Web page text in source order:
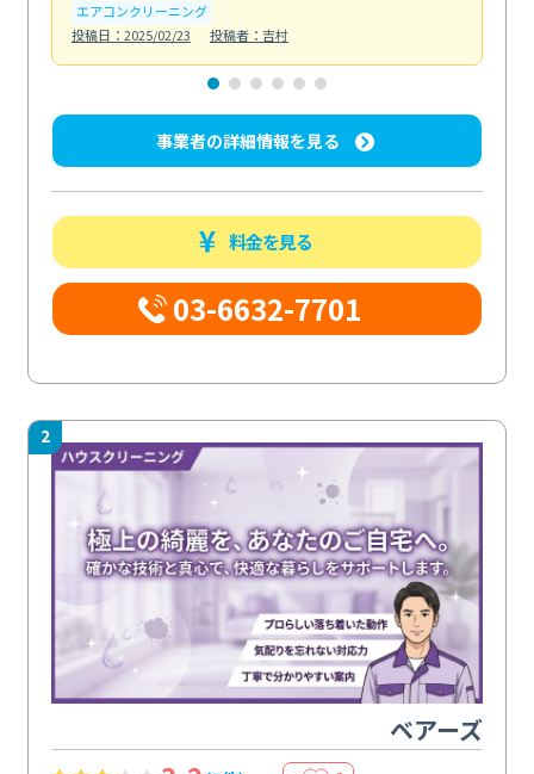
エアコンクリーニング
投稿日：2025/02/23
投稿者：吉村
事業者の詳細情報を見る
料金を見る
03-6632-7701
2
ベアーズ